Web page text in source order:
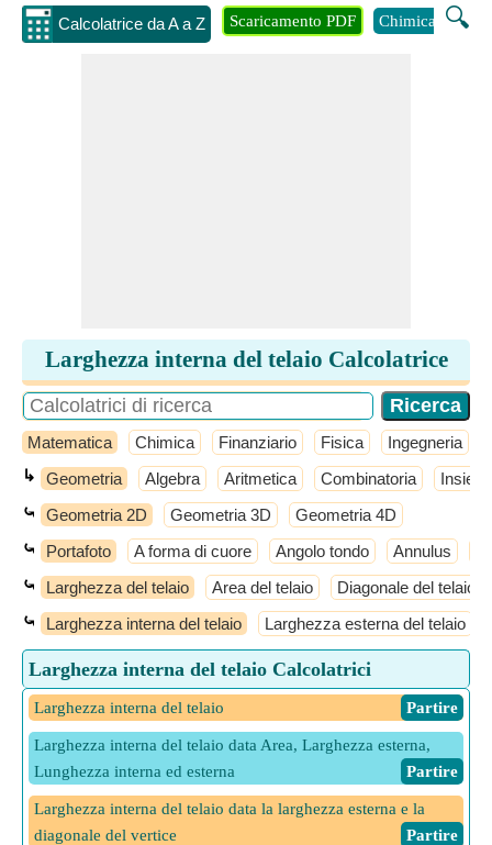
Calcolatrice da A a Z 🔍
Scaricamento PDF Chimica
Larghezza interna del telaio Calcolatrice
Matematica Chimica Finanziario Fisica Ingegneria
↳ Geometria Algebra Aritmetica Combinatoria
⤿ Geometria 2D Geometria 3D Geometria 4D
⤿ Portafoto A forma di cuore Angolo tondo Annulus
⤿ Larghezza del telaio Area del telaio Diagonale del telaio
⤿ Larghezza interna del telaio Larghezza esterna del telaio
Larghezza interna del telaio Calcolatrici
Larghezza interna del telaio ​ Partire
Larghezza interna del telaio data Area, Larghezza esterna,
Lunghezza interna ed esterna
​ Partire
Larghezza interna del telaio data la larghezza esterna e la
diagonale del vertice
​ Partire